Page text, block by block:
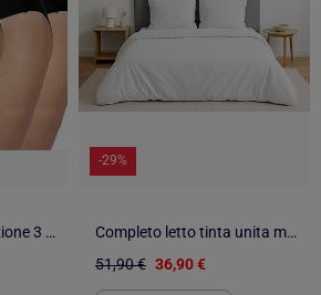
Slip microfibra confezione 3 pezzi
-29%
Completo letto tinta unita micro lavata
51,90 € 36,90 €